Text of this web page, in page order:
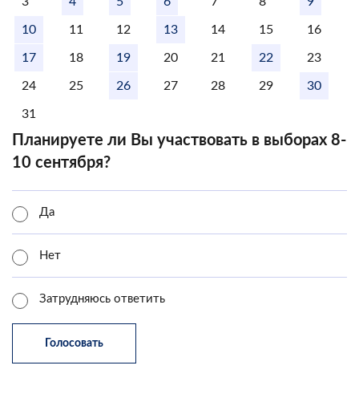
10 11 12 13 14 15 16
17 18 19 20 21 22 23
24 25 26 27 28 29 30
31
Планируете ли Вы участвовать в выборах 8-
10 сентября?
Да
Нет
Затрудняюсь ответить